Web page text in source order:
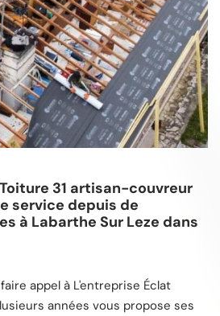
31 artisan-couvreur
service depuis de
à Labarthe Sur Leze dans
appel à L'entreprise Éclat
années vous propose ses